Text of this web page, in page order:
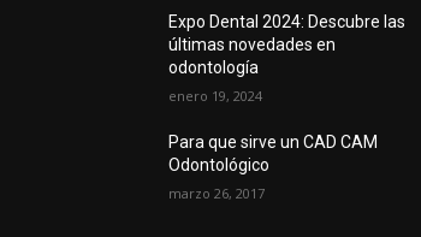
Expo Dental 2024: Descubre las
últimas novedades en
odontología
enero 19, 2024
Para que sirve un CAD CAM
Odontológico
marzo 26, 2017